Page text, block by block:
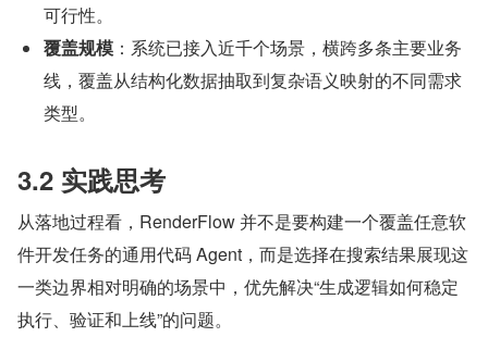
可行性。
覆盖规模 ：系统已接入近千个场景，横跨多条主要业务
线，覆盖从结构化数据抽取到复杂语义映射的不同需求
类型。
3.2 实践思考
从落地过程看，RenderFlow 并不是要构建一个覆盖任意软
件开发任务的通用代码 Agent，而是选择在搜索结果展现这
一类边界相对明确的场景中，优先解决“生成逻辑如何稳定
执行、验证和上线”的问题。